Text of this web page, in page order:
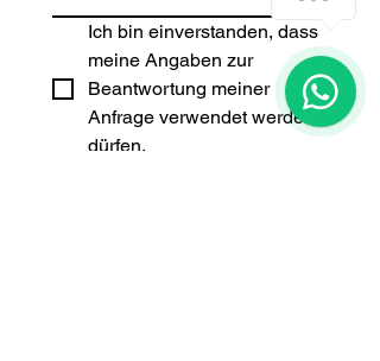
Ich bin einverstanden, dass
meine Angaben zur
Beantwortung meiner
Anfrage verwendet werden
dürfen.
1